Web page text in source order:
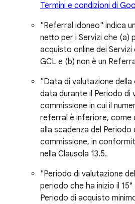
Termini e condizioni di
"Referral idoneo" indica
netto per i Servizi che (a)
acquisto online dei
GCL e (b) non è un
"Data di valutazione della
data durante il Periodo di
commissione in cui il
referral è inferiore, come
alla scadenza del Periodo
commissione, in
nella Clausola 13.5.
"Periodo di valutazione
periodo che ha inizio il
Periodo di acquisto